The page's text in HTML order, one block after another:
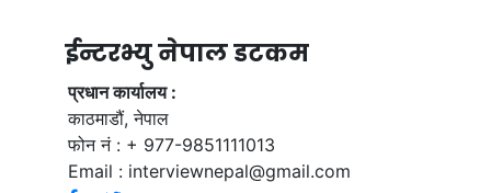
ईन्टरभ्यु नेपाल डटकम
प्रधान कार्यालय :
काठमाडौं, नेपाल
फोन नं : + 977-9851111013
Email : interviewnepal@gmail.com